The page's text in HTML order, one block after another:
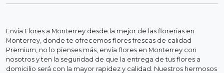
Envía Flores a Monterrey desde la mejor de las florerias en
Monterrey, donde te ofrecemos flores frescas de calidad
Premium, no lo pienses más, envía flores en Monterrey con
nosotros y ten la seguridad de que la entrega de tus flores a
domicilio será con la mayor rapidez y calidad. Nuestros hermosos